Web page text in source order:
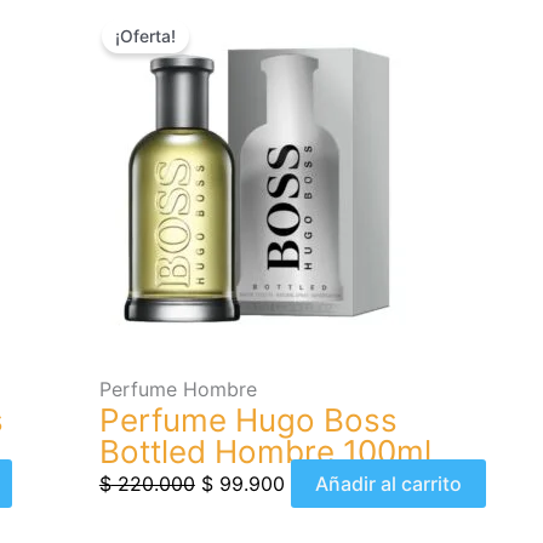
¡Oferta!
Perfume Hombre
Perfume Hugo Boss
Bottled Hombre 100ml
$220.000
original
$ 220.000.
$99.900
actual
$ 99.900.
Añadir al carrito